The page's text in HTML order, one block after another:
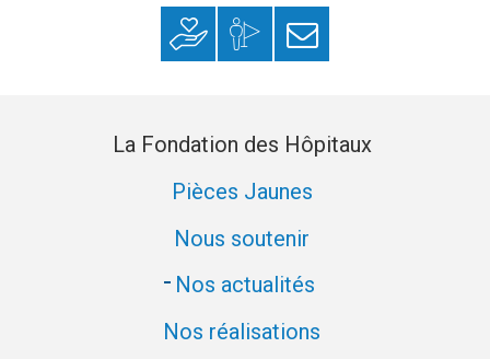
publications
Faire un donMon espace
donateur
S’inscrire à la
newsletter
La Fondation des Hôpitaux
Pièces Jaunes
Nous soutenir
Nos actualités
Nos réalisations